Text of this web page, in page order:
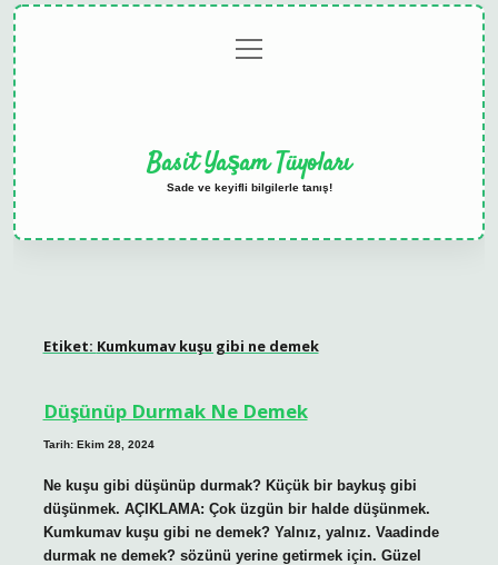
menüyü
aç
Basit Yaşam Tüyoları
Sade ve keyifli bilgilerle tanış!
Etiket: Kumkumav kuşu gibi ne demek
Düşünüp Durmak Ne Demek
Tarih: Ekim 28, 2024
Ne kuşu gibi düşünüp durmak? Küçük bir baykuş gibi
düşünmek. AÇIKLAMA: Çok üzgün bir halde düşünmek.
Kumkumav kuşu gibi ne demek? Yalnız, yalnız. Vaadinde
durmak ne demek? sözünü yerine getirmek için. Güzel